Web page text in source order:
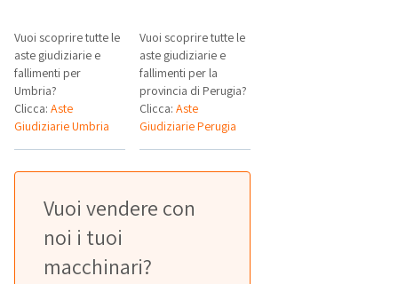
Vuoi scoprire tutte le
aste giudiziarie e
fallimenti per
Umbria?
Clicca: Aste
Giudiziarie Umbria
Vuoi scoprire tutte le
aste giudiziarie e
fallimenti per la
provincia di Perugia?
Clicca:Aste
Giudiziarie Perugia
Vuoi vendere con
noi i tuoi
macchinari?